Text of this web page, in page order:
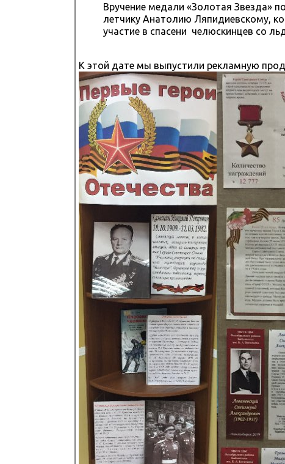
Вручение медали «Золотая Звезда»
летчику Анатолию Ляпидиевскому,
участие в спасени челюскинцев со
К этой дате мы выпустили рекламную